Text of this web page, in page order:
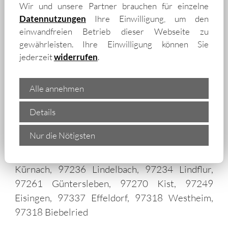
Zellerau, 97078 Versbach, 97080
Oberdürrbach, 97235 Randersacker, 97228
Rottendorf, 97204 Höchberg, 97229 Estenfeld,
97084 Heuchelhof, 97082 Markt Höchberg,
Veitshöchheim, 97288 Theilheim, 97246
Eibelstadt, 97209 Gadheim, 97219 Rimpar,
97234 Reichenberg, 97234 Guttenberg, 97234
Chaussee-Wirthshaus, 97084 Rottenbauer,
97297 Waldbüttelbrunn, 97276
Kürnach, 97236 Lindelbach, 97234 Lindflur,
97261 Güntersleben, 97270 Kist, 97249
Eisingen, 97337 Effeldorf, 97318 Westheim,
97318 Biebelried
Wir und unsere Partner brauchen für einzelne
Datennutzungen Ihre Einwilligung, um den
einwandfreien Betrieb dieser Webseite zu
gewährleisten. Ihre Einwilligung können Sie
jederzeitwiderrufen.
Alle annehmen
Details
Nur die Nötigsten